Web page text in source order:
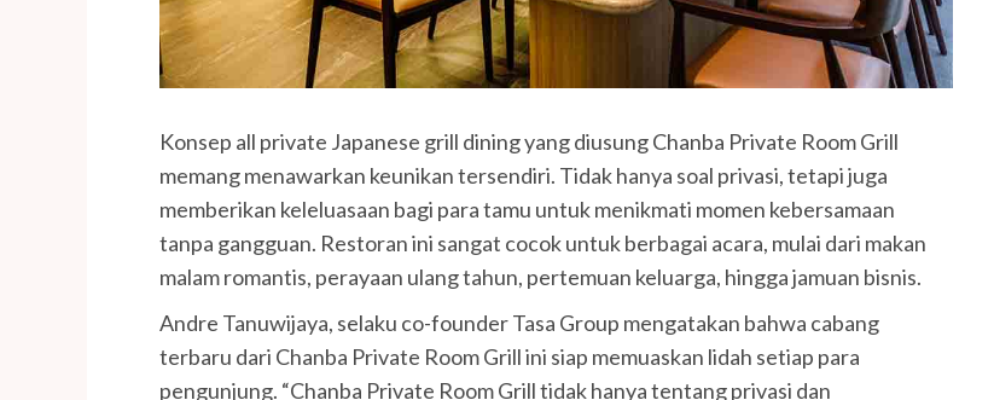
Konsep all private Japanese grill dining yang diusung Chanba Private Room Grill
memang menawarkan keunikan tersendiri. Tidak hanya soal privasi, tetapi juga
memberikan keleluasaan bagi para tamu untuk menikmati momen kebersamaan
tanpa gangguan. Restoran ini sangat cocok untuk berbagai acara, mulai dari makan
malam romantis, perayaan ulang tahun, pertemuan keluarga, hingga jamuan bisnis.
Andre Tanuwijaya, selaku co-founder Tasa Group mengatakan bahwa cabang
terbaru dari Chanba Private Room Grill ini siap memuaskan lidah setiap para
pengunjung. “Chanba Private Room Grill tidak hanya tentang privasi dan